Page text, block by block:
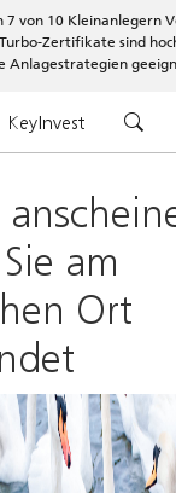
7 von 10 Kleinanlegern
Zertifikate sind
Anlagestrategien
KeyInvest
am
Ort